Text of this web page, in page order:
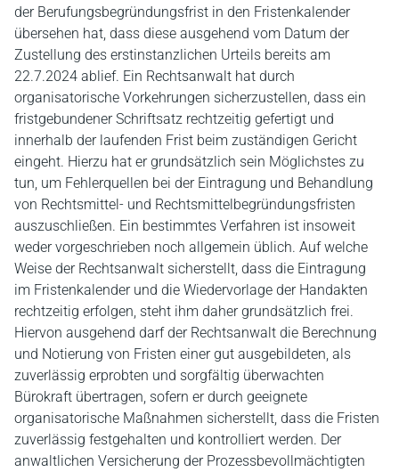
der Berufungsbegründungsfrist in den Fristenkalender
übersehen hat, dass diese ausgehend vom Datum der
Zustellung des erstinstanzlichen Urteils bereits am
22.7.2024 ablief. Ein Rechtsanwalt hat durch
organisatorische Vorkehrungen sicherzustellen, dass ein
fristgebundener Schriftsatz rechtzeitig gefertigt und
innerhalb der laufenden Frist beim zuständigen Gericht
eingeht. Hierzu hat er grundsätzlich sein Möglichstes zu
tun, um Fehlerquellen bei der Eintragung und Behandlung
von Rechtsmittel- und Rechtsmittelbegründungsfristen
auszuschließen. Ein bestimmtes Verfahren ist insoweit
weder vorgeschrieben noch allgemein üblich. Auf welche
Weise der Rechtsanwalt sicherstellt, dass die Eintragung
im Fristenkalender und die Wiedervorlage der Handakten
rechtzeitig erfolgen, steht ihm daher grundsätzlich frei.
Hiervon ausgehend darf der Rechtsanwalt die Berechnung
und Notierung von Fristen einer gut ausgebildeten, als
zuverlässig erprobten und sorgfältig überwachten
Bürokraft übertragen, sofern er durch geeignete
organisatorische Maßnahmen sicherstellt, dass die Fristen
zuverlässig festgehalten und kontrolliert werden. Der
anwaltlichen Versicherung der Prozessbevollmächtigten